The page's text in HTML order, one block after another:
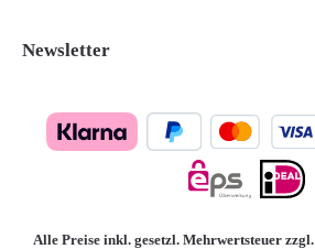
Newsletter
Alle Preise inkl. gesetzl. Mehrwertsteuer zzgl.